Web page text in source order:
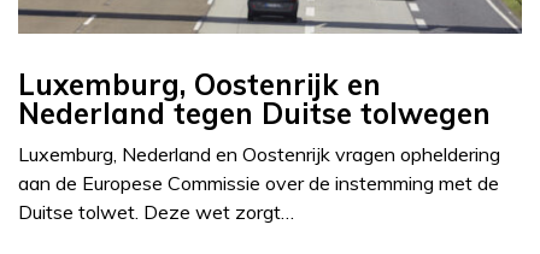
Luxemburg, Oostenrijk en
Nederland tegen Duitse tolwegen
Luxemburg, Nederland en Oostenrijk vragen opheldering
aan de Europese Commissie over de instemming met de
Duitse tolwet. Deze wet zorgt…